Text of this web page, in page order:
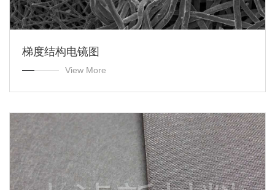
梯度结构电镜图
View More